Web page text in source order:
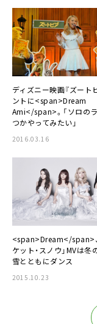
ディズニー映画『ズート
ントに<span>Dream
Ami</span>。「ソロの
つかやってみたい」
2016.03.16
<span>Dream</span>
ケット・スノウ」MVは冬
雪とともにダンス
2015.10.23